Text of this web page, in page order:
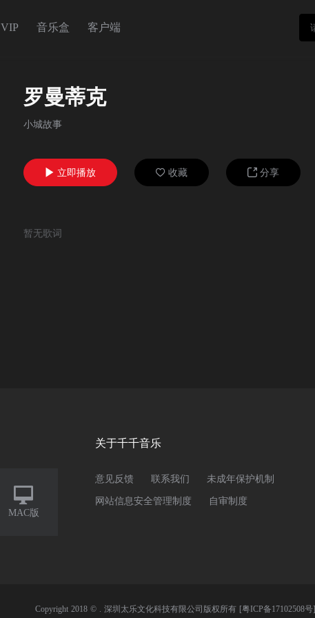
VIP 音乐盒 客户端
罗曼蒂克
小城故事
 立即播放  收藏  分享
暂无歌词

MAC版
关于千千音乐
意见反馈 联系我们 未成年保护机制
网站信息安全管理制度 自审制度
Copyright 2018 © . 深圳太乐文化科技有限公司版权所有 [粤ICP备17102508号]